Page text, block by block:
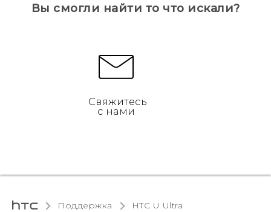
Вы смогли найти то что искали?
Свяжитесь
с нами
Поддержка HTC U Ultra‎